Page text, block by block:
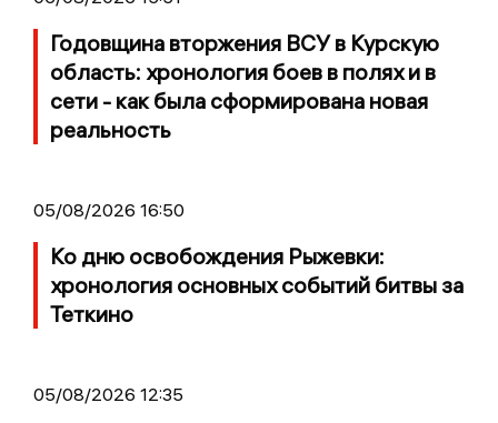
Годовщина вторжения ВСУ в Курскую
область: хронология боев в полях и в
сети - как была сформирована новая
реальность
05/08/2026 16:50
Ко дню освобождения Рыжевки:
хронология основных событий битвы за
Теткино
05/08/2026 12:35